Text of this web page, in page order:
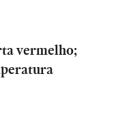
vermelho;